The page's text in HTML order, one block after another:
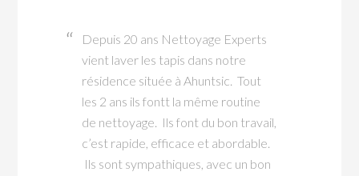
Depuis 20 ans Nettoyage Experts
vient laver les tapis dans notre
résidence située à Ahuntsic. Tout
les 2 ans ils fontt la même routine
de nettoyage. Ils font du bon travail,
c’est rapide, efficace et abordable.
Ils sont sympathiques, avec un bon